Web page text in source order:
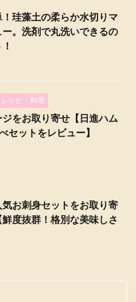
珪藻土の柔らか水切りマ
。洗剤で丸洗いできるの
レシピ・料理
をお取り寄せ【日進ハム
セットをレビュー】
お刺身セットをお取り寄
度抜群！格別な美味しさ